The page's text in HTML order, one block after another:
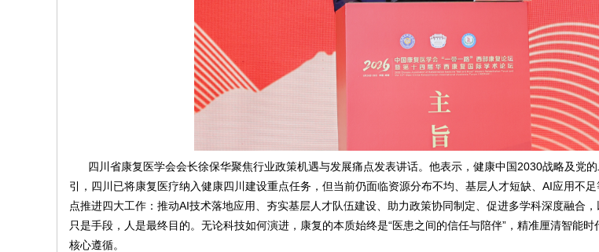
四川省康复医学会会长徐保华聚焦行业政策机遇与发展痛点发表讲话。他表示，健康中国2030战略及党
引，四川已将康复医疗纳入健康四川建设重点任务，但当前仍面临资源分布不均、基层人才短缺、AI应用不
点推进四大工作：推动AI技术落地应用、夯实基层人才队伍建设、助力政策协同制定、促进多学科深度融合
只是手段，人是最终目的。无论科技如何演进，康复的本质始终是“医患之间的信任与陪伴”，精准厘清智能
核心遵循。